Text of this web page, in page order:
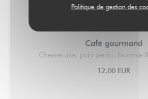
Politique de gestion des
10,00 EUR
Café gourmand
Cheesecake, pain perdu, brownie
12,00 EUR